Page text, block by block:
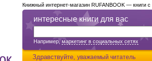
интересные книги для вас
Например,маркетинг в социальных сетях
Здравствуйте, уважаемый читатель
Книжный интернет-магазин RUFANBOOK — книги